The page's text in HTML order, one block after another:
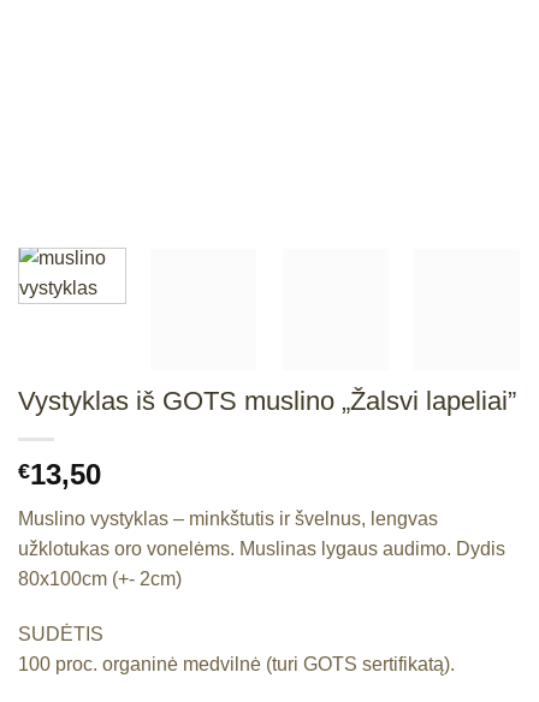
Vystyklas iš GOTS muslino „Žalsvi lapeliai”
€13,50
Muslino vystyklas – minkštutis ir švelnus, lengvas
užklotukas oro vonelėms. Muslinas lygaus audimo. Dydis
80x100cm (+- 2cm)
SUDĖTIS
100 proc. organinė medvilnė (turi GOTS sertifikatą).